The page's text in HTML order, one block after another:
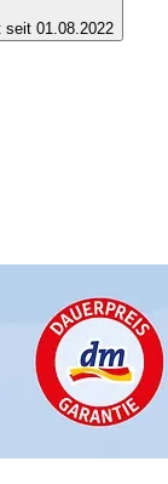
seit 01.08.2022